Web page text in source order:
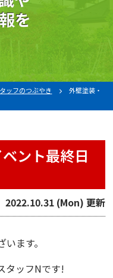
を
ッフのつぶやき
外壁塗装・
ント最終日
2022.10.31 (Mon) 更新
ます。
タッフNです!